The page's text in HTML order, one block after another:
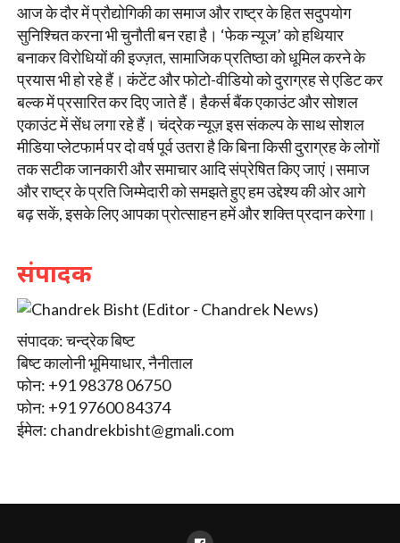
आज के दौर में प्रौद्योगिकी का समाज और राष्ट्र के हित सदुपयोग
सुनिश्चित करना भी चुनौती बन रहा है। ‘फेक न्यूज’ को हथियार
बनाकर विरोधियों की इज्ज़त, सामाजिक प्रतिष्ठा को धूमिल करने के
प्रयास भी हो रहे हैं। कंटेंट और फोटो-वीडियो को दुराग्रह से एडिट कर
बल्क में प्रसारित कर दिए जाते हैं। हैकर्स बैंक एकाउंट और सोशल
एकाउंट में सेंध लगा रहे हैं। चंद्रेक न्यूज़ इस संकल्प के साथ सोशल
मीडिया प्लेटफार्म पर दो वर्ष पूर्व उतरा है कि बिना किसी दुराग्रह के लोगों
तक सटीक जानकारी और समाचार आदि संप्रेषित किए जाएं।समाज
और राष्ट्र के प्रति जिम्मेदारी को समझते हुए हम उद्देश्य की ओर आगे
बढ़ सकें, इसके लिए आपका प्रोत्साहन हमें और शक्ति प्रदान करेगा।
संपादक
संपादक: चन्द्रेक बिष्ट
बिष्ट कालोनी भूमियाधार, नैनीताल
फोन: +91 98378 06750
फोन: +91 97600 84374
ईमेल: chandrekbisht@gmali.com